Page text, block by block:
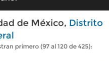
de México, Distrito
primero (97 al 120 de 425):